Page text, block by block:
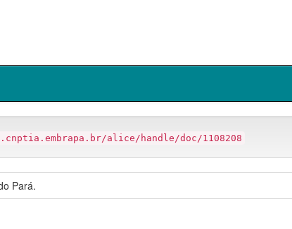
alice/handle/doc/1108208
Pará.